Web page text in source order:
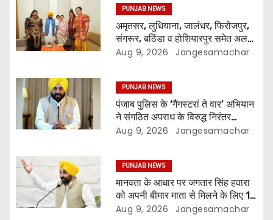
PUNJAB NEWS
अमृतसर, लुधियाना, जालंधर, फिरोजपुर,
संगरूर, बठिंडा व होशियारपुर समेत अलग-
अलग स्थानों पर ये शो होगा- भगवंत सिंह
Aug 9, 2026 Jangesamachar
PUNJAB NEWS
पंजाब पुलिस के ‘गैंगस्टरां ते वार’ अभियान
ने संगठित अपराध के विरुद्ध निरंतर
कार्रवाई के 200 दिन पूरे किए ; 1.09
Aug 9, 2026 Jangesamachar
PUNJAB NEWS
मानवता के आधार पर जगतार सिंह हवारा
को अपनी बीमार माता से मिलने के लिए 10
दिन की पैरोल दी जानी चाहिए- मुख्यमंत्री
Aug 9, 2026 Jangesamachar